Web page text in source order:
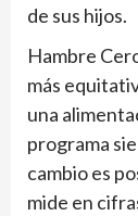
de sus hijos.
Hambre
más
una
programa
cambio es
mide en